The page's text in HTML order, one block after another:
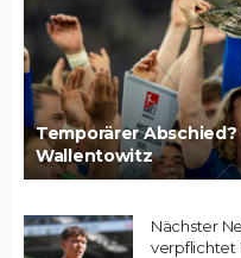
Temporärer
Wallentowitz
Nächster
verpflichtet